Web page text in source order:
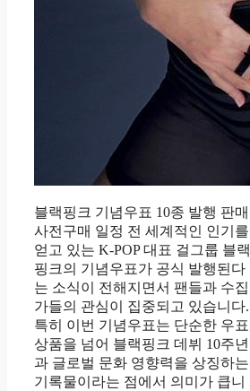
블랙핑크 기념우표 10종 발행 판매
사전구매 일정 전 세계적인 인기를
얻고 있는 K-POP 대표 걸그룹 블랙
핑크의 기념우표가 공식 발행된다
는 소식이 전해지면서 팬들과 수집
가들의 관심이 집중되고 있습니다.
특히 이번 기념우표는 단순한 우표
상품을 넘어 블랙핑크 데뷔 10주년
과 글로벌 문화 영향력을 상징하는
기록물이라는 점에서 의미가 큽니